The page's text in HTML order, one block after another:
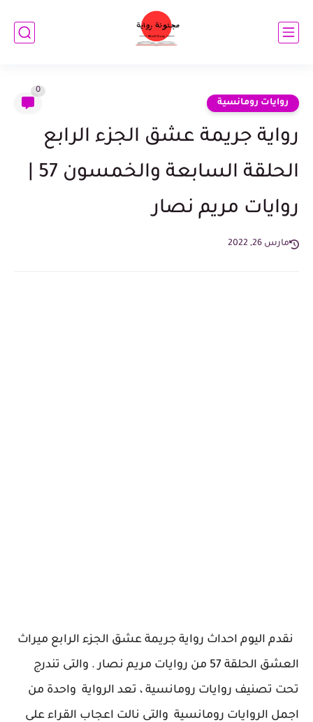
روايات رومانسية
0
رواية جريمة عشق الجزء الرابع
روايات مريم نصار
مارس 26, 2022
نقدم اليوم احداث رواية جريمة عشق الجزء الرابع ميراث
العشق الحلقة 57 من روايات مريم نصار . والتى تندرج
تحت تصنيف روايات رومانسية ، تعد الرواية واحدة من
اجمل الروايات رومانسية والتى نالت اعجاب القراء على